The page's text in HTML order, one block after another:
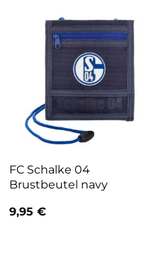
FC Schalke 04
Brustbeutel navy
9,95 €